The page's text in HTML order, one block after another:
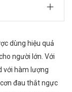
dùng hiệu quả
người lớn. Với
với hàm lượng
đau thắt ngực